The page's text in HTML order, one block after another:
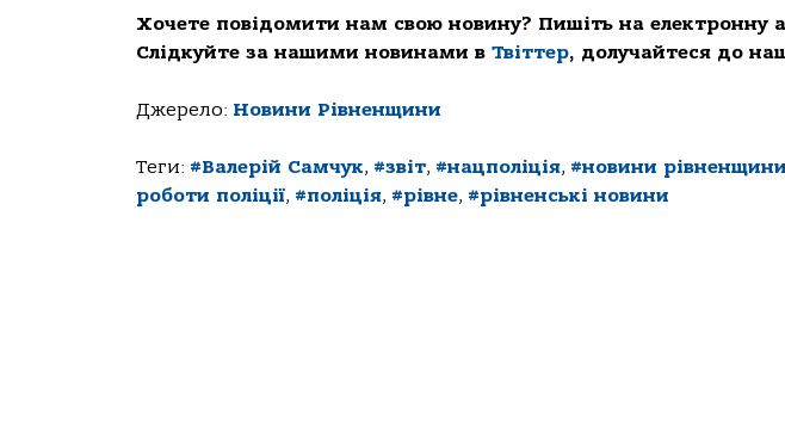
Хочете повідомити нам свою новину? Пишіть на електронну
Слідкуйте за нашими новинами в Твіттер, долучайтеся до
Джерело: Новини Рівненщини
Теги: #Валерій Самчук, #звіт, #нацполіція, #новини рівненщини
роботи поліції, #поліція, #рівне, #рівненські новини